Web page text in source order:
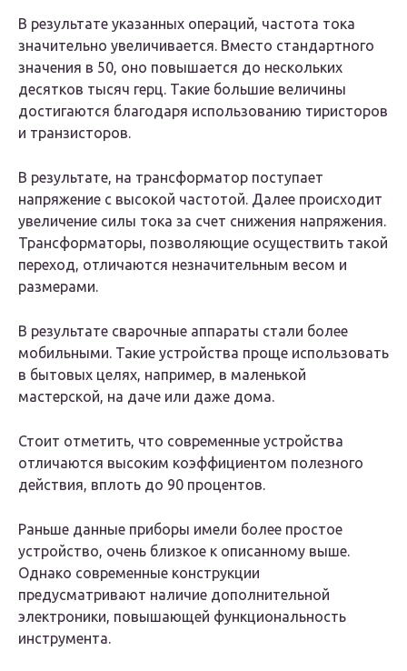
В результате указанных операций, частота тока
значительно увеличивается. Вместо стандартного
значения в 50, оно повышается до нескольких
десятков тысяч герц. Такие большие величины
достигаются благодаря использованию тиристоров
и транзисторов.
В результате, на трансформатор поступает
напряжение с высокой частотой. Далее происходит
увеличение силы тока за счет снижения напряжения.
Трансформаторы, позволяющие осуществить такой
переход, отличаются незначительным весом и
размерами.
В результате сварочные аппараты стали более
мобильными. Такие устройства проще использовать
в бытовых целях, например, в маленькой
мастерской, на даче или даже дома.
Стоит отметить, что современные устройства
отличаются высоким коэффициентом полезного
действия, вплоть до 90 процентов.
Раньше данные приборы имели более простое
устройство, очень близкое к описанному выше.
Однако современные конструкции
предусматривают наличие дополнительной
электроники, повышающей функциональность
инструмента.